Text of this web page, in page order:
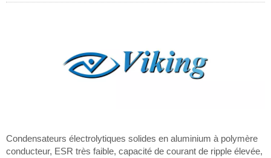
Condensateurs électrolytiques solides en aluminium à polymère
conducteur, ESR très faible, capacité de courant de ripple élevée,